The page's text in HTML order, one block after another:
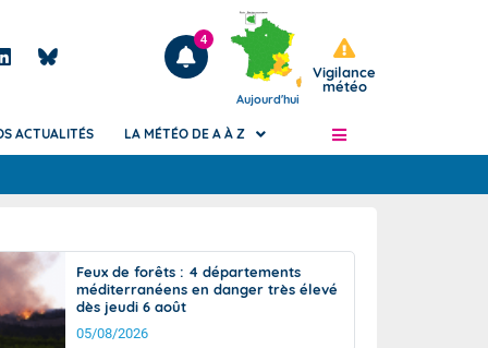
Articles
4
Aujourd'hui
Vigilance
météo
Phénomènes dangereux de J+2 à J+7
Avertissement pluies intenses à l'échelle
des communes (Apic)
ACTUALITÉS LA MÉTÉO DE A À Z
Feux de forêts : 4 départements
méditerranéens en danger très élevé
dès jeudi 6 août
05/08/2026